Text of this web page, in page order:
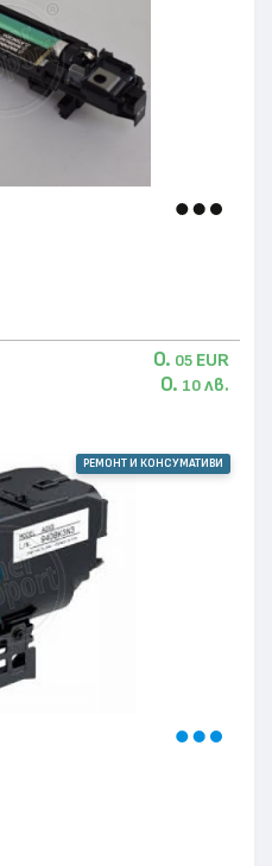
0. 05 EUR
0. 10 лв.
РЕМОНТ И КОНСУМАТИВИ